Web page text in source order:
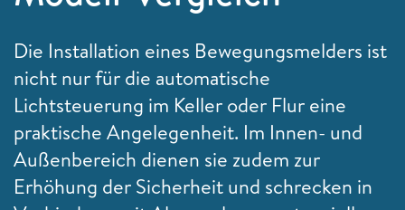
Die Installation eines Bewegungsmelders ist
nicht nur für die automatische
Lichtsteuerung im Keller oder Flur eine
praktische Angelegenheit. Im Innen- und
Außenbereich dienen sie zudem zur
Erhöhung der Sicherheit und schrecken in